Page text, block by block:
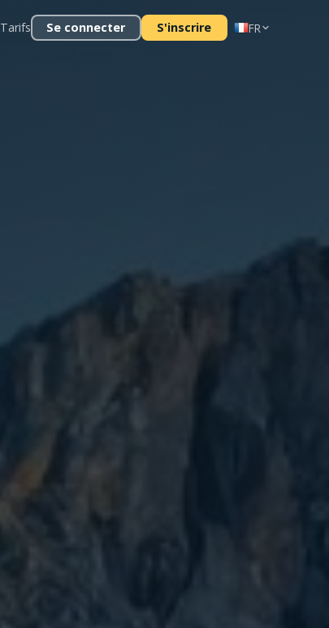
Tarifs Se connecter S'inscrire FR